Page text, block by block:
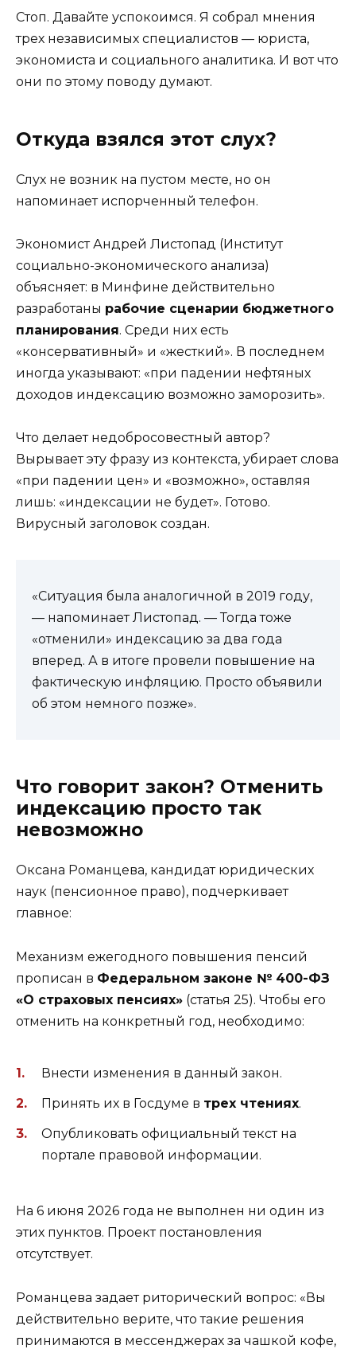
Стоп. Давайте успокоимся. Я собрал мнения
трех независимых специалистов — юриста,
экономиста и социального аналитика. И вот что
они по этому поводу думают.
Откуда взялся этот слух?
Слух не возник на пустом месте, но он
напоминает испорченный телефон.
Экономист Андрей Листопад (Институт
социально-экономического анализа)
объясняет: в Минфине действительно
разработаны рабочие сценарии бюджетного
планирования. Среди них есть
«консервативный» и «жесткий». В последнем
иногда указывают: «при падении нефтяных
доходов индексацию возможно заморозить».
Что делает недобросовестный автор?
Вырывает эту фразу из контекста, убирает слова
«при падении цен» и «возможно», оставляя
лишь: «индексации не будет». Готово.
Вирусный заголовок создан.
«Ситуация была аналогичной в 2019 году,
— напоминает Листопад. — Тогда тоже
«отменили» индексацию за два года
вперед. А в итоге провели повышение на
фактическую инфляцию. Просто объявили
об этом немного позже».
Что говорит закон? Отменить
индексацию просто так
невозможно
Оксана Романцева, кандидат юридических
наук (пенсионное право), подчеркивает
главное:
Механизм ежегодного повышения пенсий
прописан в Федеральном законе № 400-ФЗ
«О страховых пенсиях» (статья 25). Чтобы его
отменить на конкретный год, необходимо:
Внести изменения в данный закон.
Принять их в Госдуме в трех чтениях.
Опубликовать официальный текст на
портале правовой информации.
На 6 июня 2026 года не выполнен ни один из
этих пунктов. Проект постановления
отсутствует.
Романцева задает риторический вопрос: «Вы
действительно верите, что такие решения
принимаются в мессенджерах за чашкой кофе,